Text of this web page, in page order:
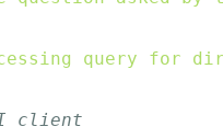
query for
client